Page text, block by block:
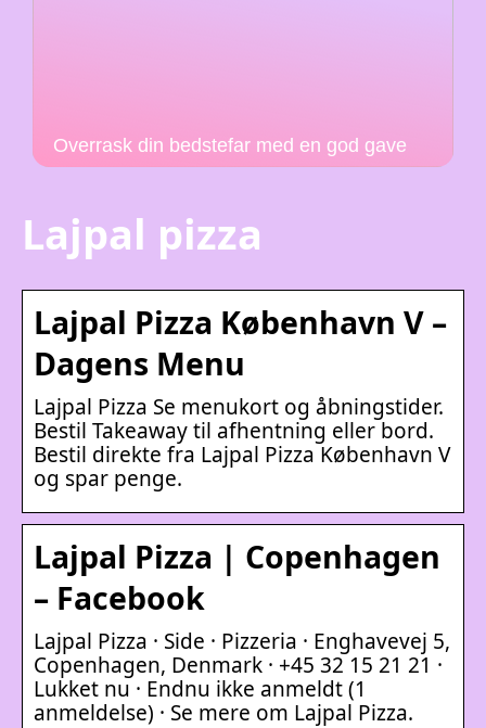
Overrask din bedstefar med en god gave
Lajpal pizza
Lajpal Pizza København V –
Dagens Menu
Lajpal Pizza Se menukort og åbningstider.
Bestil Takeaway til afhentning eller bord.
Bestil direkte fra Lajpal Pizza København V
og spar penge.
Lajpal Pizza | Copenhagen
– Facebook
Lajpal Pizza · Side · Pizzeria · Enghavevej 5,
Copenhagen, Denmark · +45 32 15 21 21 ·
Lukket nu · Endnu ikke anmeldt (1
anmeldelse) · Se mere om Lajpal Pizza.